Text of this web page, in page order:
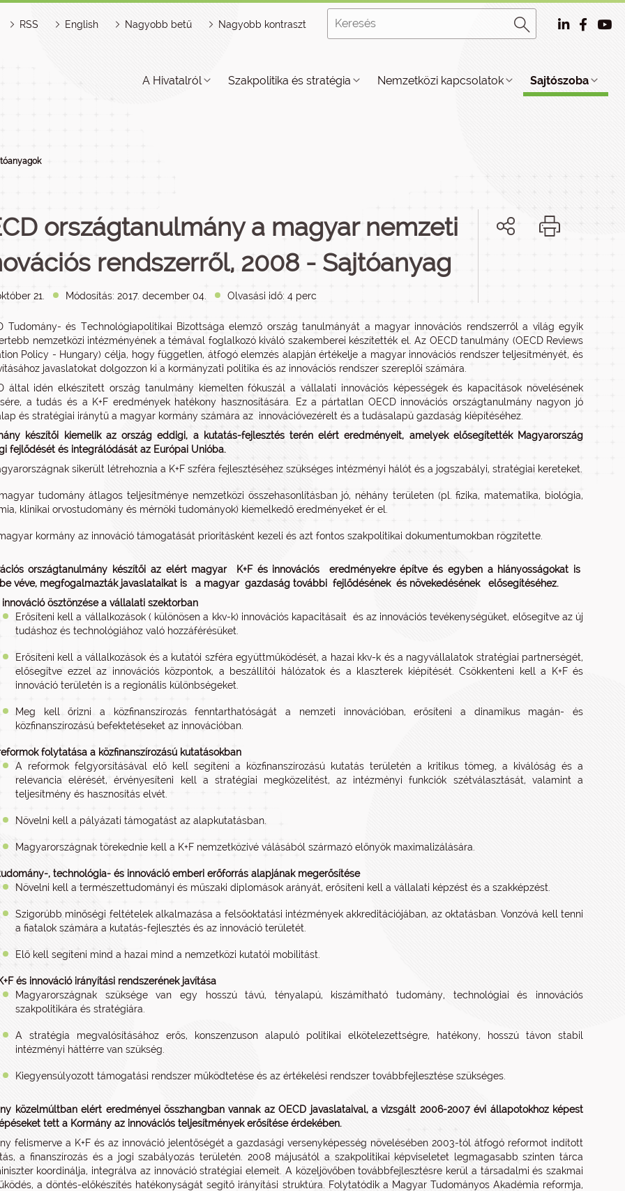
RSS English Nagyobb betű Nagyobb kontraszt
A Hivatalról Szakpolitika és stratégia Nemzetközi kapcsolatok Sajtószoba
országtanulmány a magyar nemzeti
rendszerről, 2008 - Sajtóanyag
21. Módosítás: 2017. december 04. Olvasási idő: 4 perc
Tudomány- és Technológiapolitikai Bizottsága elemző ország tanulmányát a magyar innovációs rendszerről a világ egyik
nemzetközi intézményének a témával foglalkozó kiváló szakemberei készítették el. Az OECD tanulmány (OECD Reviews
Policy - Hungary) célja, hogy független, átfogó elemzés alapján értékelje a magyar innovációs rendszer teljesítményét, és
javaslatokat dolgozzon ki a kormányzati politika és az innovációs rendszer szereplői számára.
által idén elkészített ország tanulmány kiemelten fókuszál a vállalati innovációs képességek és kapacitások növelésének
a tudás és a K+F eredmények hatékony hasznosítására. Ez a pártatlan OECD innovációs országtanulmány nagyon jó
és stratégiai iránytű a magyar kormány számára az innovációvezérelt és a tudásalapú gazdaság kiépítéséhez.
készítői kiemelik az ország eddigi, a kutatás-fejlesztés terén elért eredményeit, amelyek elősegítették Magyarország
fejlődését és integrálódását az Európai Unióba.
sikerült létrehoznia a K+F szféra fejlesztéséhez szükséges intézményi hálót és a jogszabályi, stratégiai kereteket.
tudomány átlagos teljesítménye nemzetközi összehasonlításban jó, néhány területen (pl. fizika, matematika, biológia,
klinikai orvostudomány és mérnöki tudományok) kiemelkedő eredményeket ér el.
kormány az innováció támogatását prioritásként kezeli és azt fontos szakpolitikai dokumentumokban rögzítette.
országtanulmány készítői az elért magyar K+F és innovációs eredményekre építve és egyben a hiányosságokat is
véve, megfogalmazták javaslataikat is a magyar gazdaság további fejlődésének és növekedésének elősegítéséhez.
innováció ösztönzése a vállalati szektorban
Erősíteni kell a vállalkozások ( különösen a kkv-k) innovációs kapacitásait és az innovációs tevékenységüket, elősegítve az új
tudáshoz és technológiához való hozzáférésüket.
Erősíteni kell a vállalkozások és a kutatói szféra együttműködését, a hazai kkv-k és a nagyvállalatok stratégiai partnerségét,
elősegítve ezzel az innovációs központok, a beszállítói hálózatok és a klaszterek kiépítését. Csökkenteni kell a K+F és
innováció területén is a regionális különbségeket.
Meg kell őrizni a közfinanszírozás fenntarthatóságát a nemzeti innovációban, erősíteni a dinamikus magán- és
közfinanszírozású befektetéseket az innovációban.
folytatása a közfinanszírozású kutatásokban
A reformok felgyorsításával elő kell segíteni a közfinanszírozású kutatás területén a kritikus tömeg, a kiválóság és a
relevancia elérését, érvényesíteni kell a stratégiai megközelítést, az intézményi funkciók szétválasztását, valamint a
teljesítmény és hasznosítás elvét.
Növelni kell a pályázati támogatást az alapkutatásban.
Magyarországnak törekednie kell a K+F nemzetközivé válásából származó előnyök maximalizálására.
, technológia- és innováció emberi erőforrás alapjának megerősítése
Növelni kell a természettudományi és műszaki diplomások arányát, erősíteni kell a vállalati képzést és a szakképzést.
Szigorúbb minőségi feltételek alkalmazása a felsőoktatási intézmények akkreditációjában, az oktatásban. Vonzóvá kell tenni
a fiatalok számára a kutatás-fejlesztés és az innováció területét.
Elő kell segíteni mind a hazai mind a nemzetközi kutatói mobilitást.
és innováció irányítási rendszerének javítása
Magyarországnak szüksége van egy hosszú távú, tényalapú, kiszámítható tudomány, technológiai és innovációs
szakpolitikára és stratégiára.
A stratégia megvalósításához erős, konszenzuson alapuló politikai elkötelezettségre, hatékony, hosszú távon stabil
intézményi háttérre van szükség.
Kiegyensúlyozott támogatási rendszer működtetése és az értékelési rendszer továbbfejlesztése szükséges.
közelmúltban elért eredményei összhangban vannak az OECD javaslataival, a vizsgált 2006-2007 évi állapotokhoz képest
tett a Kormány az innovációs teljesítmények erősítése érdekében.
felismerve a K+F és az innováció jelentőségét a gazdasági versenyképesség növelésében 2003-tól átfogó reformot indított
a finanszírozás és a jogi szabályozás területén. 2008 májusától a szakpolitikai képviseletet legmagasabb szinten tárca
koordinálja, integrálva az innováció stratégiai elemeit. A közeljövőben továbbfejlesztésre kerül a társadalmi és szakmai
a döntés-előkészítés hatékonyságát segítő irányítási struktúra. Folytatódik a Magyar Tudományos Akadémia reformja,